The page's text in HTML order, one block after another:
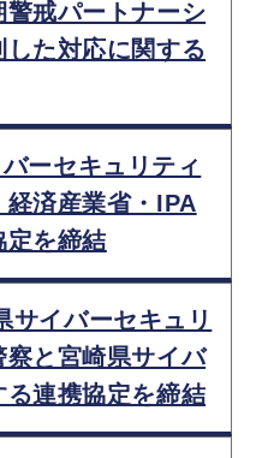
戒パートナーシ
た対応に関する
ーセキュリティ
済産業省・IPA
定を締結
サイバーセキュリ
と宮崎県サイバ
連携協定を締結